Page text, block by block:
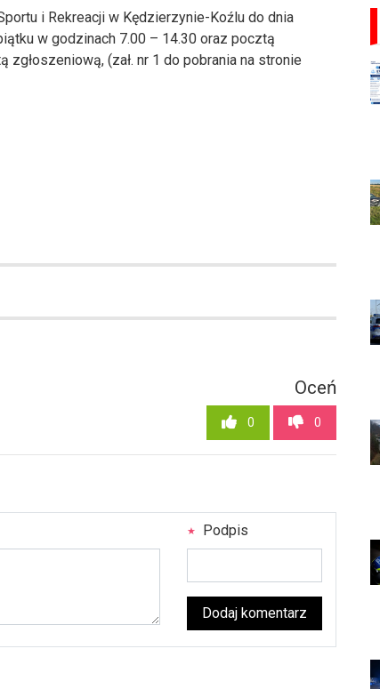
i Rekreacji w Kędzierzynie-Koźlu do dnia
w godzinach 7.00 – 14.30 oraz pocztą
zgłoszeniową, (zał. nr 1 do pobrania na stronie
Oceń
0 0
Podpis
Dodaj komentarz